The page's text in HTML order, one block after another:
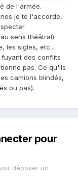
de l'armée.
je te l'accorde,
sens théâtral)
les sigles, etc...
des conflits
pas. Ce qu'ils
camions blindés,
ou pas).
pour
déposer un